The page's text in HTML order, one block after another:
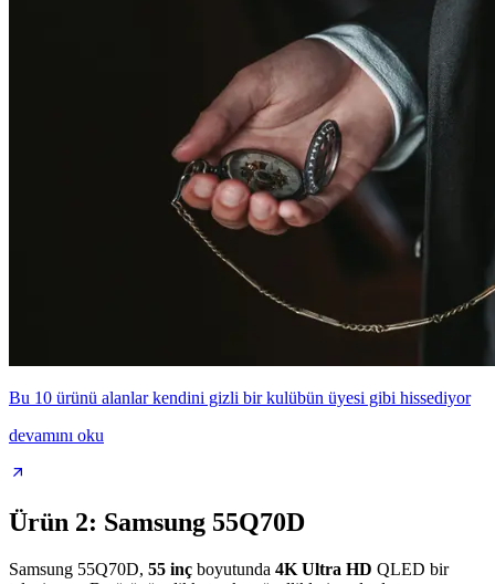
Bu 10 ürünü alanlar kendini gizli bir kulübün üyesi gibi hissediyor
devamını oku
Ürün 2: Samsung 55Q70D
Samsung 55Q70D, 55 inç boyutunda 4K Ultra HD QLED bir